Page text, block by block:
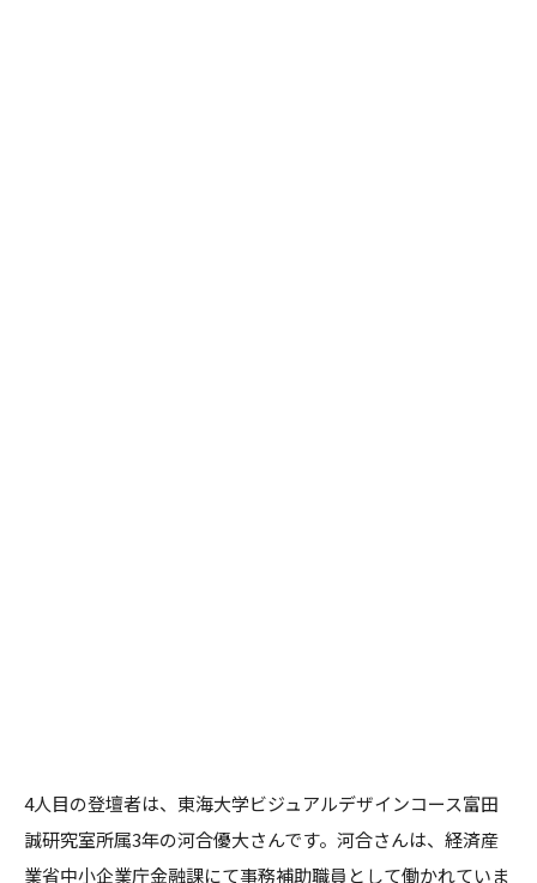
4人目の登壇者は、東海大学ビジュアルデザインコース富田
誠研究室所属3年の河合優大さんです。河合さんは、経済産
業省中小企業庁金融課にて事務補助職員として働かれていま